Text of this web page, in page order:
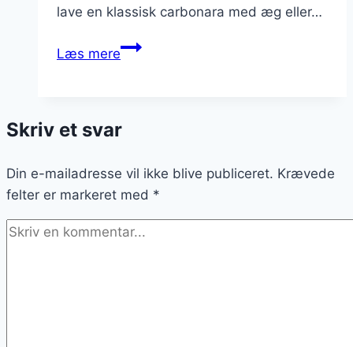
lave en klassisk carbonara med æg eller…
Læs merePastaretter
lækker
sund
kombination
Skriv et svar
Din e-mailadresse vil ikke blive publiceret. Krævede
felter er markeret med *